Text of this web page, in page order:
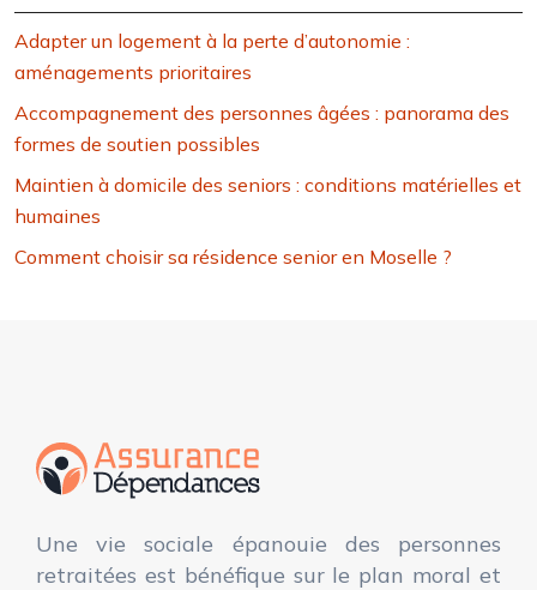
Adapter un logement à la perte d’autonomie :
aménagements prioritaires
Accompagnement des personnes âgées : panorama des
formes de soutien possibles
Maintien à domicile des seniors : conditions matérielles et
humaines
Comment choisir sa résidence senior en Moselle ?
Une vie sociale épanouie des personnes
retraitées est bénéfique sur le plan moral et